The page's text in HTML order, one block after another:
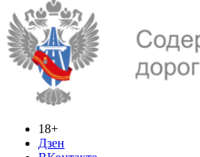
18+
Дзен